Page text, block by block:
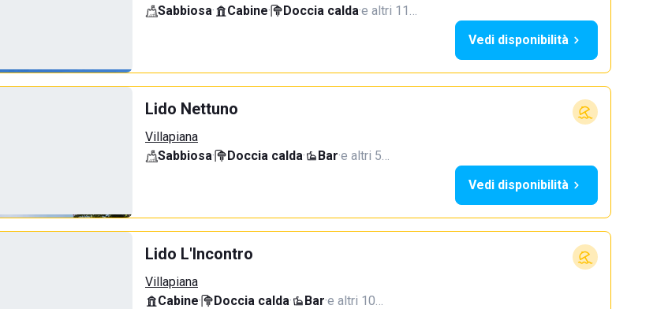
Sabbiosa· Cabine· Doccia calda·e altri 11…
Vedi disponibilità
Lido Nettuno
Villapiana
Sabbiosa· Doccia calda· Bar·e altri 5…
Vedi disponibilità
Lido L'Incontro
Villapiana
Cabine· Doccia calda· Bar·e altri 10…